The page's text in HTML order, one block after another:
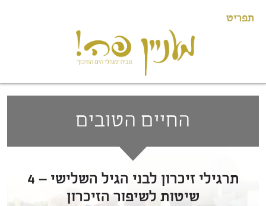
תפריט
החיים הטובים
תרגילי זיכרון לבני הגיל השלישי – 4
שיטות לשיפור הזיכרון